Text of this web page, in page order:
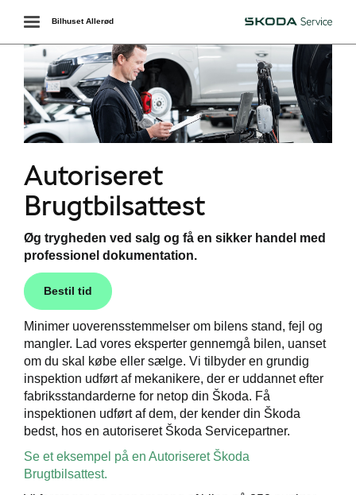
laser
slid -
Toggle
navigation
Škoda
Bilhuset Allerød
Autoriseret
Brugtbilsattest
Øg trygheden ved salg og få en sikker handel med
professionel dokumentation.
Bestil tid
Minimer uoverensstemmelser om bilens stand, fejl og
mangler. Lad vores eksperter gennemgå bilen, uanset
om du skal købe eller sælge. Vi tilbyder en grundig
inspektion udført af mekanikere, der er uddannet efter
fabriksstandarderne for netop din Škoda. Få
inspektionen udført af dem, der kender din Škoda
bedst, hos en autoriseret Škoda Servicepartner.
Se et eksempel på en Autoriseret Škoda
Brugtbilsattest.